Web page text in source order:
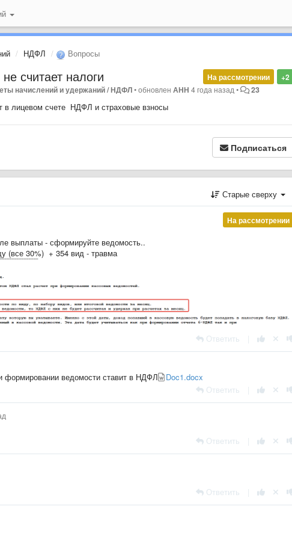
НДФЛ Вопросы
+2
На рассмотрении
считает налоги
начислений и удержаний / НДФЛ•обновленАНН 4 года назад • 23
в лицевом счете НДФЛ и страховые взносы
Подписаться
Старые сверху
На рассмотрении
выплаты - сформируйте ведомость..
(все 30%) + 354 вид - травма
Ответить
ведомости ставит в НДФЛ
Doc1.docx
Ответить
Ответить
Ответить